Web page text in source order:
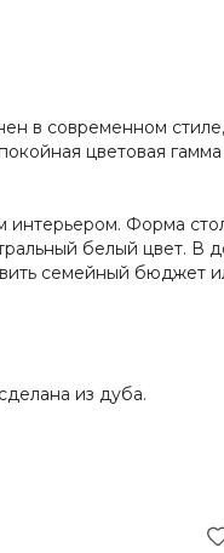
в современном
цветовая
Форма
белый цвет. В
семейный бюджет
из дуба.